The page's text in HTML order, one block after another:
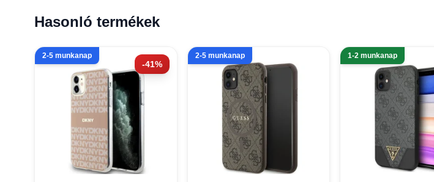
Hasonló termékek
-41%
2-5 munkanap 2-5 munkanap 1-2 munkanap